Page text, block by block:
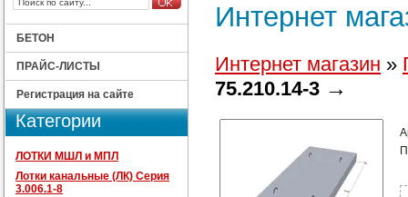
БЕТОН
ПРАЙС-ЛИСТЫ
Регистрация на сайте
Категории
ЛОТКИ МШЛ и МПЛ
Лотки канальные (ЛК) Серия
3.006.1-8
Интернет
Интернет магазин »
75.210.14-3 →